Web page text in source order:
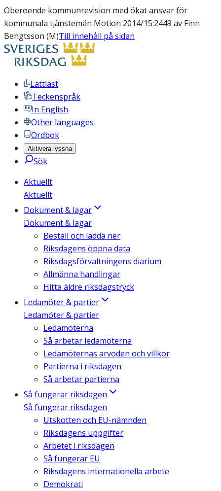
Oberoende kommunrevision med ökat ansvar för
kommunala tjänstemän Motion 2014/15:2449 av Finn
Bengtsson (M)Till innehåll på sidan
Lättläst
Teckenspråk
In English
Other languages
Ordbok
Aktivera lyssna
Sök
Aktuellt
Aktuellt
Dokument & lagar
Dokument & lagar
Beställ och ladda ner
Riksdagens öppna data
Riksdagsförvaltningens diarium
Allmänna handlingar
Hitta äldre riksdagstryck
Ledamöter & partier
Ledamöter & partier
Ledamöterna
Så arbetar ledamöterna
Ledamöternas arvoden och villkor
Partierna i riksdagen
Så arbetar partierna
Så fungerar riksdagen
Så fungerar riksdagen
Utskotten och EU-nämnden
Riksdagens uppgifter
Arbetet i riksdagen
Så fungerar EU
Riksdagens internationella arbete
Demokrati